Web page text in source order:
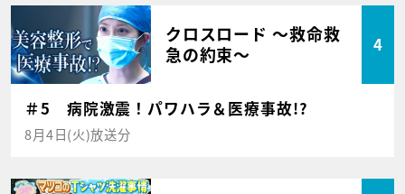
クロスロード ～救命救
急の約束～
4
＃5 病院激震！パワハラ＆医療事故!?
8月4日(火)放送分